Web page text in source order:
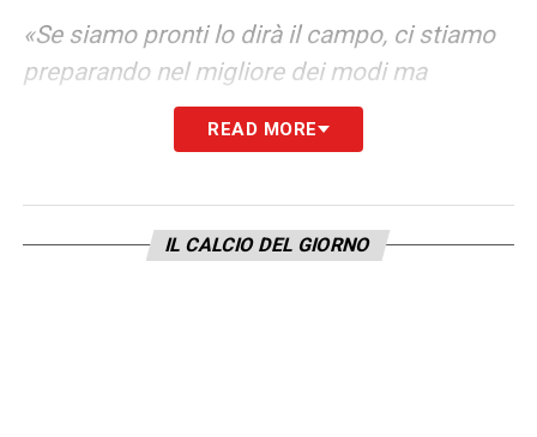
«Se siamo pronti lo dirà il campo, ci stiamo
preparando nel migliore dei modi ma
sappiamo che è una gara davvero difficile,
contro una squadra che gioca un grande
sappiamo che il calcio riserva tante
READ MORE
IL CALCIO DEL GIORNO